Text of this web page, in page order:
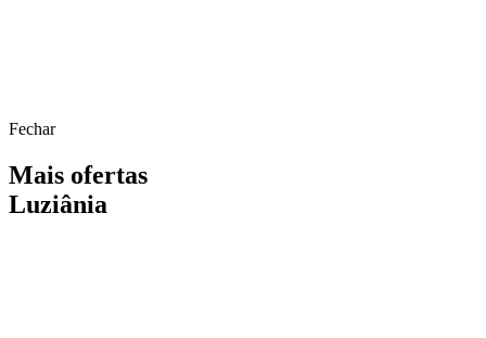
Fechar
Mais ofertas
Luziânia